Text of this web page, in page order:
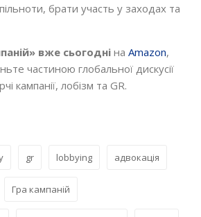
брати участь у заходах та
вже сьогодні на Amazon,
частиною глобальної дискусії
кампанії, лобізм та GR.
gr lobbying адвокація
Гра кампаній